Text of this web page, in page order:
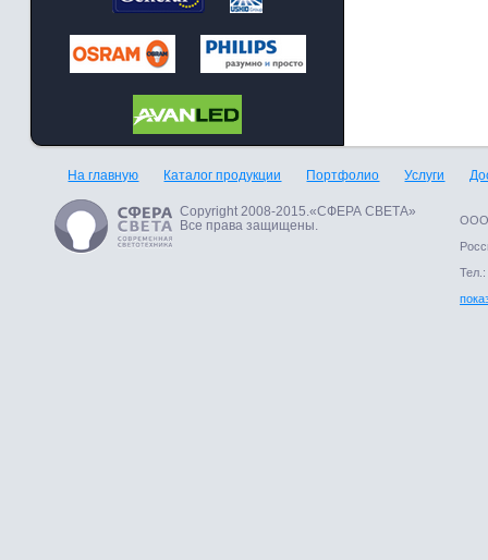
На главную Каталог продукции Портфолио Услуги
Copyright 2008-2015.«СФЕРА СВЕТА»
Все права защищены.
ООО